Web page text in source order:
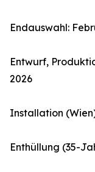
Endauswahl:
Entwurf,
2026
Installation
Enthüllung (35-